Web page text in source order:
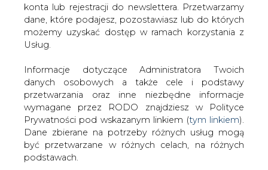
konta lub rejestracji do newslettera. Przetwarzamy
dane, które podajesz, pozostawiasz lub do których
możemy uzyskać dostęp w ramach korzystania z
Usług.
Informacje dotyczące Administratora Twoich
danych osobowych a także cele i podstawy
przetwarzania oraz inne niezbędne informacje
wymagane przez RODO znajdziesz w Polityce
Prywatności pod wskazanym linkiem (tym linkiem).
Dane zbierane na potrzeby różnych usług mogą
być przetwarzane w różnych celach, na różnych
podstawach.
Strona główna / RYNEK PALIW / Umowa Orlenu z
Dworami
2007-01-19 00:00
skomentuj
udostępnij:
Umowa Orlenu z Dworami